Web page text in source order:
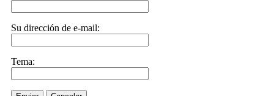
Su dirección de e-mail:
Tema: